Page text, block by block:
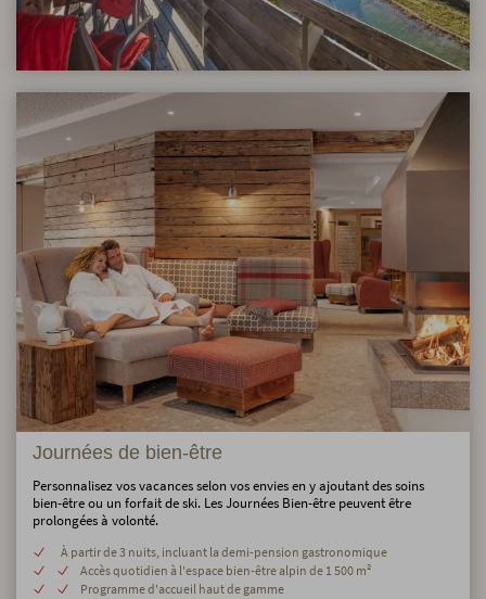
Journées de bien-être
Personnalisez vos vacances selon vos envies en y ajoutant des soins
bien-être ou un forfait de ski. Les Journées Bien-être peuvent être
prolongées à volonté.
À partir de 3 nuits, incluant la demi-pension gastronomique
Accès quotidien à l'espace bien-être alpin de 1 500 m²
Programme d'accueil haut de gamme